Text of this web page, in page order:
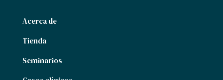
Acerca de
Tienda
Seminarios